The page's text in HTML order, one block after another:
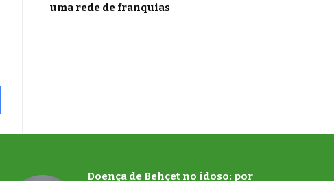
uma rede de franquias
Doença de Behçet no idoso: por